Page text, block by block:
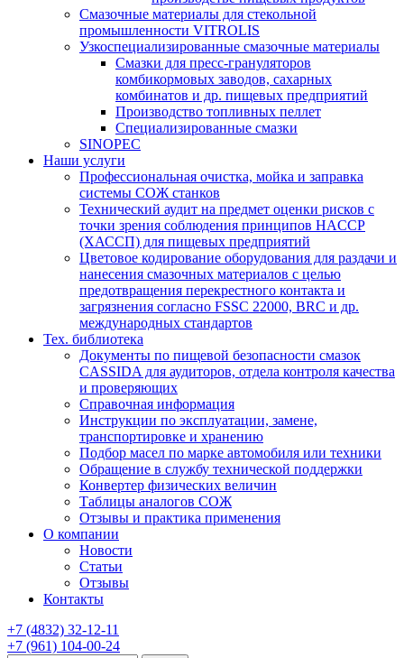
Смазочные материалы для стекольной
промышленности VITROLIS
Узкоспециализированные смазочные материалы
Смазки для пресс-грануляторов
комбикормовых заводов, сахарных
комбинатов и др. пищевых предприятий
Производство топливных пеллет
Специализированные смазки
SINOPEC
Наши услуги
Профессиональная очистка, мойка и заправка
системы СОЖ станков
Технический аудит на предмет оценки рисков с
точки зрения соблюдения принципов HACCP
(ХАССП) для пищевых предприятий
Цветовое кодирование оборудования для раздачи и
нанесения смазочных материалов с целью
предотвращения перекрестного контакта и
загрязнения согласно FSSC 22000, BRC и др.
международных стандартов
Тех. библиотека
Документы по пищевой безопасности смазок
CASSIDA для аудиторов, отдела контроля качества
и проверяющих
Справочная информация
Инструкции по эксплуатации, замене,
транспортировке и хранению
Подбор масел по марке автомобиля или техники
Обращение в службу технической поддержки
Конвертер физических величин
Таблицы аналогов СОЖ
Отзывы и практика применения
О компании
Новости
Статьи
Отзывы
Контакты
+7 (4832) 32-12-11
+7 (961) 104-00-24